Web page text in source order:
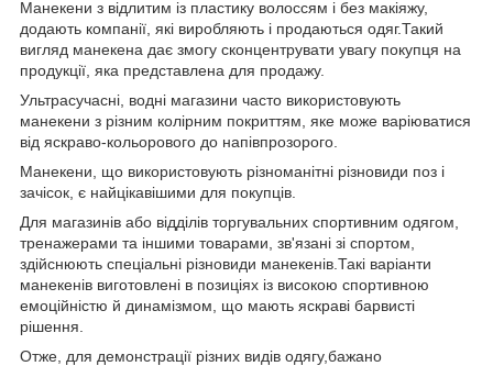
Манекени з відлитим із пластику волоссям і без макіяжу,
додають компанії, які виробляють і продаються одяг.Такий
вигляд манекена дає змогу сконцентрувати увагу покупця на
продукції, яка представлена для продажу.
Ультрасучасні, водні магазини часто використовують
манекени з різним колірним покриттям, яке може варіюватися
від яскраво-кольорового до напівпрозорого.
Манекени, що використовують різноманітні різновиди поз і
зачісок, є найцікавішими для покупців.
Для магазинів або відділів торгувальних спортивним одягом,
тренажерами та іншими товарами, зв'язані зі спортом,
здійснюють спеціальні різновиди манекенів.Такі варіанти
манекенів виготовлені в позиціях із високою спортивною
емоційністю й динамізмом, що мають яскраві барвисті
рішення.
Отже, для демонстрації різних видів одягу,бажано